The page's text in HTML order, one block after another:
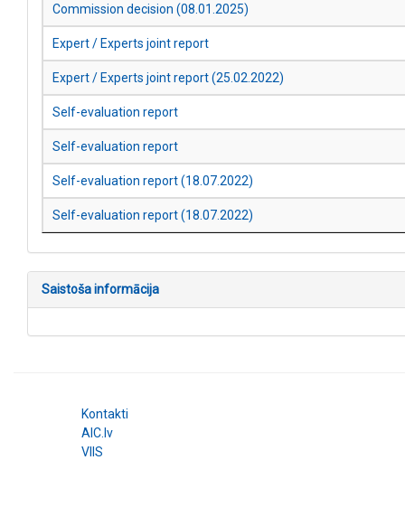
Commission decision (08.01.2025)
Expert / Experts joint report
Expert / Experts joint report (25.02.2022)
Self-evaluation report
Self-evaluation report
Self-evaluation report (18.07.2022)
Self-evaluation report (18.07.2022)
Saistoša informācija
Kontakti
AIC.lv
VIIS